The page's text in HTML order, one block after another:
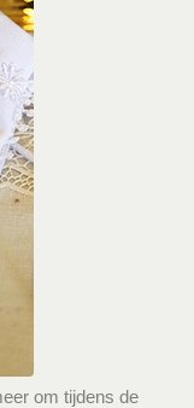
om tijdens de